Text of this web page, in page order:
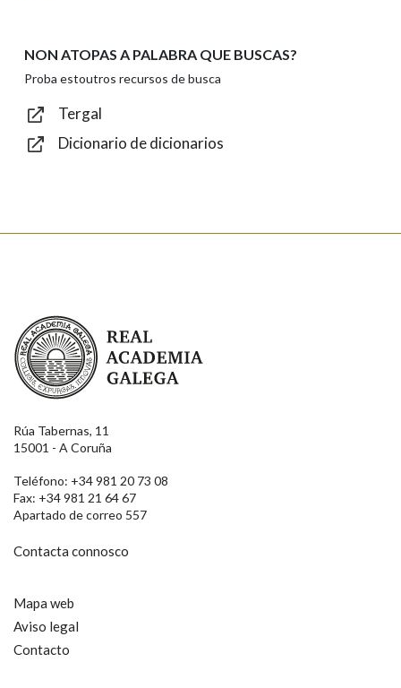
Texto de verificación
NON ATOPAS A PALABRA QUE BUSCAS?
Proba estoutros recursos de busca
Tergal
Dicionario de dicionarios
Real Academia Galega
Rúa Tabernas, 11
15001 - A Coruña
Teléfono: +34 981 20 73 08
Fax: +34 981 21 64 67
Apartado de correo 557
Contacta connosco
Mapa web
Aviso legal
Contacto